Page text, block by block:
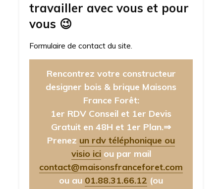
travailler avec vous et pour
vous 😉
Formulaire de contact du site.
Rencontrez votre constructeur
designer bois & brique Maisons
France Forêt:
1er RDV Conseil et 1er Devis
Gratuit en 48H et 1er Plan.⇒
Prenez un rdv téléphonique ou
visio iciou par mail
contact@maisonsfranceforet.com
ou au 01.88.31.66.12 (ou